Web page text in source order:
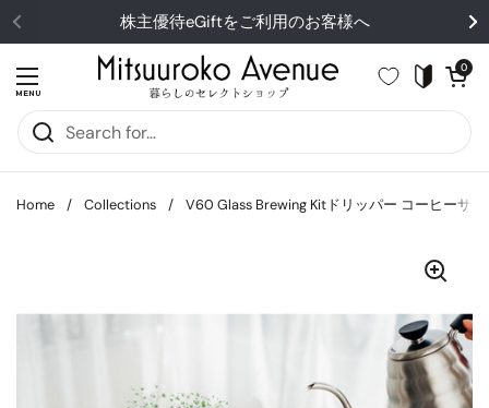
Skip to content 株主優待eGiftをご利用のお客様へ
Open menu
MENU
Open cart
0
Home / Collections / V60 Glass Brewing Kitドリッパー コーヒーサ